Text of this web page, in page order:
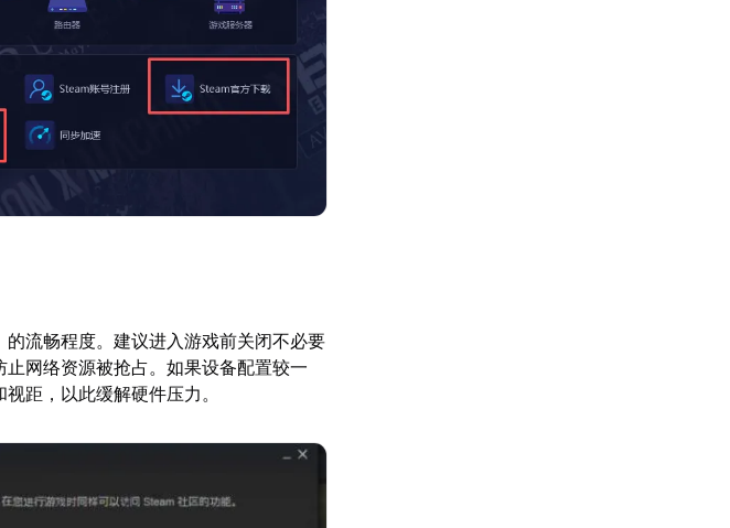
流畅程度。建议进入游戏前关闭不必要
网络资源被抢占。如果设备配置较一
距，以此缓解硬件压力。